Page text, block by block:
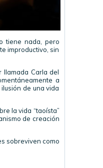
tiene nada, pero
improductivo, sin
llamada Carla del
a
de una vida
la vida “taoísta”
de creación
sobreviven como